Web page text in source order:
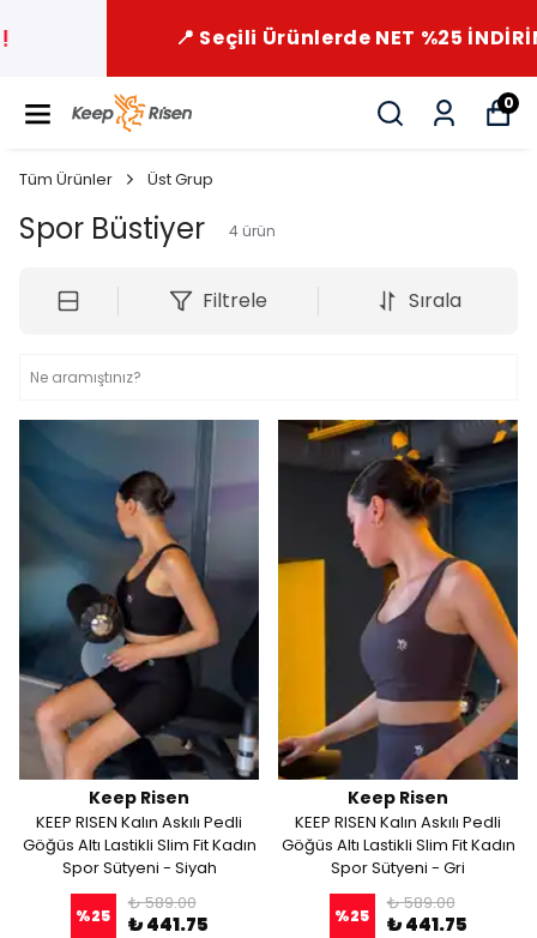
📍 Seçili Ürünlerde NET %25 İNDİRİM 📍
0
Tüm Ürünler Üst Grup
Spor Büstiyer 4 ürün
Filtrele Sırala
Keep Risen
KEEP RISEN Kalın Askılı Pedli
Göğüs Altı Lastikli Slim Fit Kadın
Spor Sütyeni - Siyah
%25
₺ 589.00
₺ 441.75
Keep Risen
KEEP RISEN Kalın Askılı Pedli
Göğüs Altı Lastikli Slim Fit Kadın
Spor Sütyeni - Gri
%25
₺ 589.00
₺ 441.75